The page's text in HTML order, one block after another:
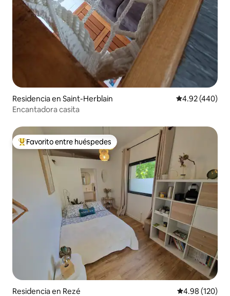
Residencia en Saint-Herblain Calificación
4.92 (440)
Encantadora casita
De los mejores en Favorito entre huéspedes
Favorito entre huéspedes
Residencia en Rezé Calificación
4.98 (120)